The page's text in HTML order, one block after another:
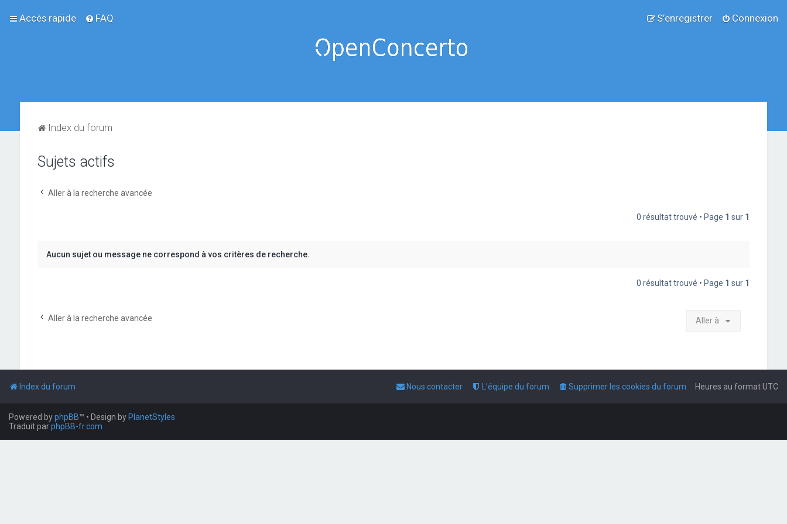
Accès rapide FAQ Connexion
S’enregistrer
Index du forum
Sujets actifs
Aller à la recherche avancée
0 résultat trouvé • Page 1 sur 1
Aucun sujet ou message ne correspond à vos critères de recherche.
0 résultat trouvé • Page 1 sur 1
Aller à la recherche avancée Aller à
Index du forum Heures au formatUTC
Supprimer les cookies du forum
L’équipe du forum
Nous contacter
Powered byphpBB™ • Design by PlanetStyles
Traduit parphpBB-fr.com